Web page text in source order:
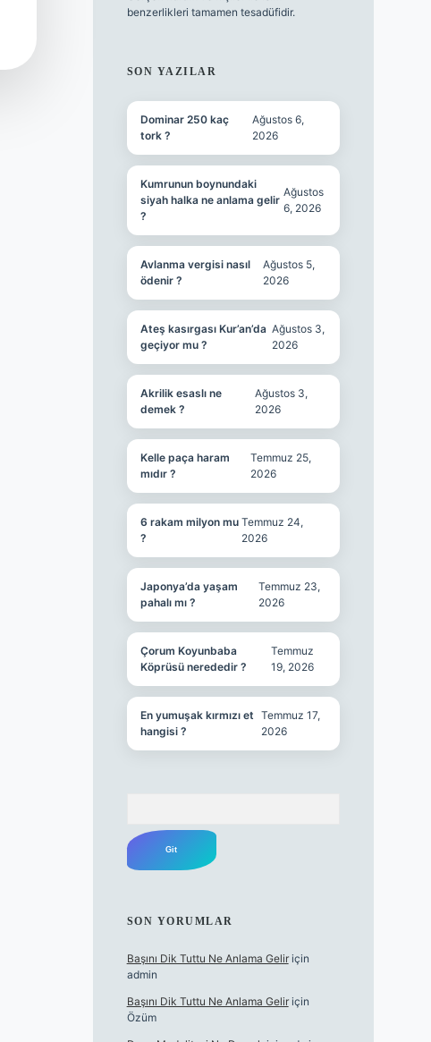
benzerlikleri tamamen tesadüfidir.
SON YAZILAR
Dominar 250 kaç
tork ?
Ağustos 6,
2026
Kumrunun boynundaki
siyah halka ne anlama gelir
?
Ağustos
6, 2026
Avlanma vergisi nasıl
ödenir ?
Ağustos 5,
2026
Ateş kasırgası Kur’an’da
geçiyor mu ?
Ağustos 3,
2026
Akrilik esaslı ne
demek ?
Ağustos 3,
2026
Kelle paça haram
mıdır ?
Temmuz 25,
2026
6 rakam milyon mu
?
Temmuz 24,
2026
Japonya’da yaşam
pahalı mı ?
Temmuz 23,
2026
Çorum Koyunbaba
Köprüsü nerededir ?
Temmuz
19, 2026
En yumuşak kırmızı et
hangisi ?
Temmuz 17,
2026
SON YORUMLAR
Başını Dik Tuttu Ne Anlama Geliriçin
admin
Başını Dik Tuttu Ne Anlama Geliriçin
Özüm